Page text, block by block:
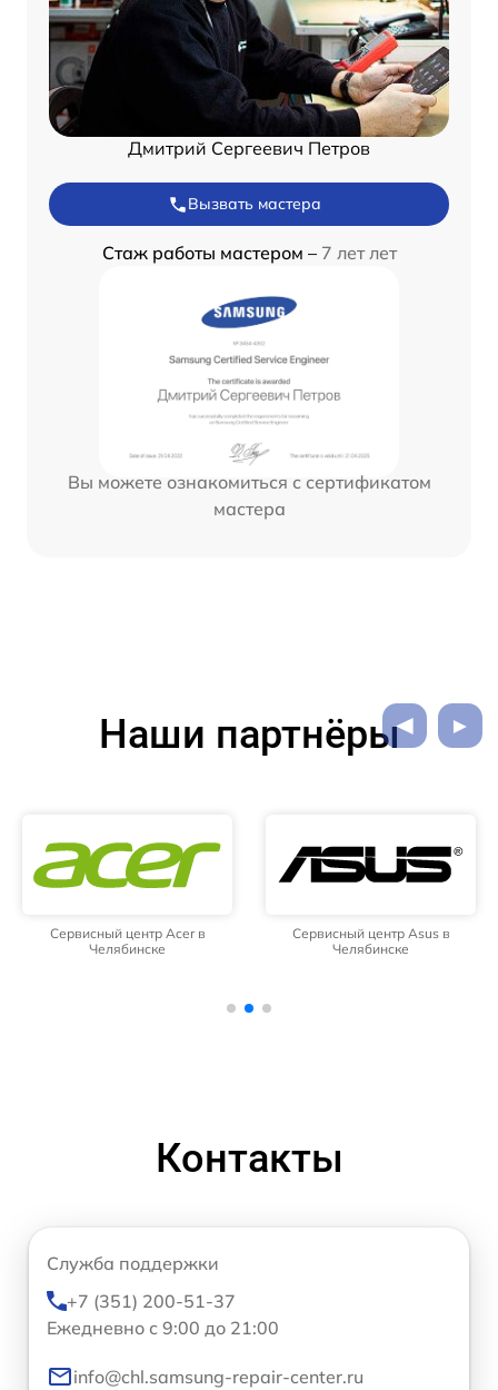
Дмитрий Сергеевич Петров
Вызвать мастера
Стаж работы мастером – 7 лет лет
Вы можете ознакомиться с сертификатом
мастера
Наши партнёры
Сервисный центр Acer в
Челябинске
Сервисный центр Asus в
Челябинске
Контакты
Служба поддержки
+7 (351) 200-51-37
Ежедневно с 9:00 до 21:00
info@chl.samsung-repair-center.ru